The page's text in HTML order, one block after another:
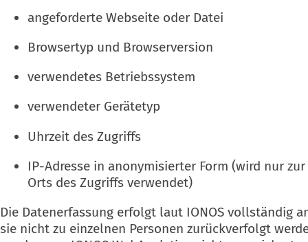
angeforderte Webseite oder Datei
Browsertyp und Browserversion
verwendetes Betriebssystem
verwendeter Gerätetyp
Uhrzeit des Zugriffs
IP-Adresse in anonymisierter Form (wird nur
Orts des Zugriffs verwendet)
Die Datenerfassung erfolgt laut IONOS vollständig
sie nicht zu einzelnen Personen zurückverfolgt